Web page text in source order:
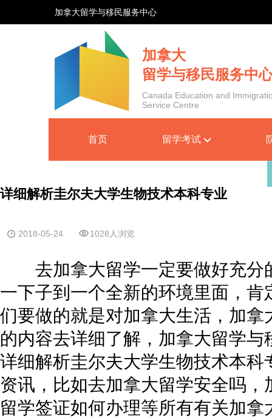
加拿大留学与移民服务中心
加拿大
留学与移民服务中
Canada Education and
Service Centre
首页 留学考试
详细解析圭尔夫大学生物技术本科专业
2018-05-24 1028人浏览
去加拿大留学一定要做好充分
一下子到一个全新的环境里面，
们要做的就是对加拿大生活，加
的内容去详细了解，加拿大留学
详细解析圭尔夫大学生物技术本
资讯，比如去加拿大留学安全吗
留学签证如何办理等所有有关加拿